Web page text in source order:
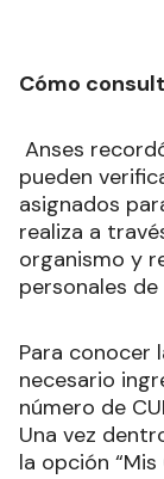
Cómo
Anses
pueden
asignados
realiza a
organismo y
personales
Para conocer
necesario
número de
Una vez
la opción “Mis